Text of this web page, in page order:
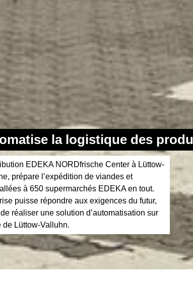
la logistique des
EDEKA NORDfrische Center à Lüttow-
prépare l’expédition de viandes et
à 650 supermarchés EDEKA en tout.
puisse répondre aux exigences du futur,
réaliser une solution d’automatisation sur
de Lüttow-Valluhn.